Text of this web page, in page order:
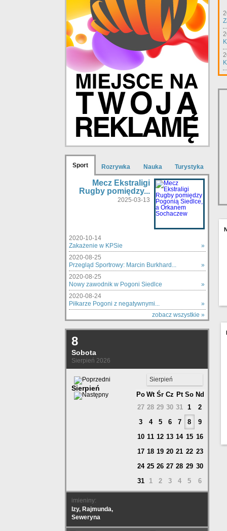
Sport Rozrywka Nauka Turystyka
Mecz Ekstraligi
Rugby pomiędzy...
2025-03-13
2020-10-14
Zakażenie w KPSie
»
2020-08-25
Przegląd Sportrowy: Marcin Burkhard...
»
2020-08-25
Nowy zawodnik w Pogoni Siedlce
»
2020-08-24
Piłkarze Pogoni z negatywnymi...
»
zobacz wszystkie »
8
Sobota
Sierpień 2026
Sierpień
Sierpień
Po Wt Śr Cz Pt So Nd
27 28 29 30 31 1
2
3
4 5 6 7 8
9
10 11 12 13 14 15 16
17 18 19 20 21 22 23
24 25 26 27 28 29 30
31
1 2 3 4 5 6
imieniny:
Izy, Rajmunda,
Seweryna